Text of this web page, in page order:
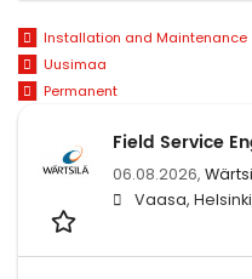
Installation and Maintenance
Uusimaa
Permanent
Field Service
06.08.2026,
Vaasa,